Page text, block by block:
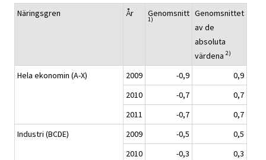
Näringsgren År Genomsnitt
1)
Genomsnittet
av de
absoluta
värdena 2)
Hela ekonomin (A-X) 2009 -0,9
0,9
2010
-0,7
0,7
2011
-0,7
0,7
Industri (BCDE)
2009 -0,5
0,5
2010
-0,3
0,3